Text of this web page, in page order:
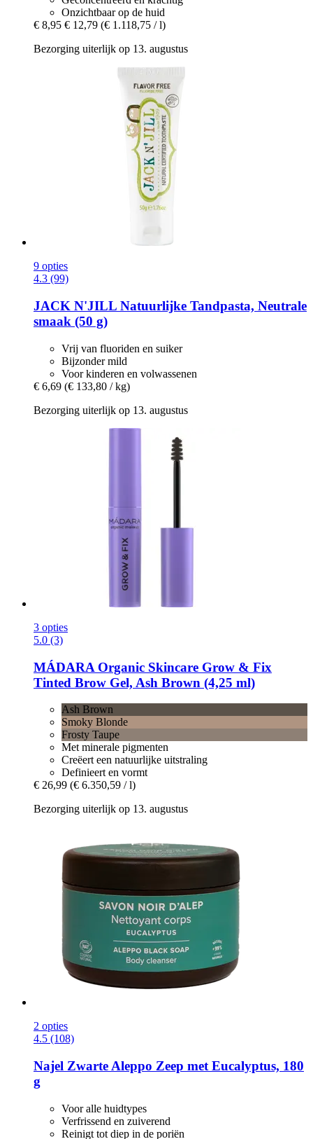
Onzichtbaar op de huid
€ 8,95 € 12,79 (€ 1.118,75 / l)
Bezorging uiterlijk op 13. augustus
9 opties
4.3 (99)
JACK N'JILL Natuurlijke Tandpasta, Neutrale
smaak (50 g)
Vrij van fluoriden en suiker
Bijzonder mild
Voor kinderen en volwassenen
€ 6,69 (€ 133,80 / kg)
Bezorging uiterlijk op 13. augustus
3 opties
5.0 (3)
MÁDARA Organic Skincare Grow & Fix
Tinted Brow Gel, Ash Brown (4,25 ml)
Ash Brown
Smoky Blonde
Frosty Taupe
Met minerale pigmenten
Creëert een natuurlijke uitstraling
Definieert en vormt
€ 26,99 (€ 6.350,59 / l)
Bezorging uiterlijk op 13. augustus
2 opties
4.5 (108)
Najel Zwarte Aleppo Zeep met Eucalyptus, 180
g
Voor alle huidtypes
Verfrissend en zuiverend
Reinigt tot diep in de poriën